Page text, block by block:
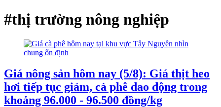
#thị trường nông nghiệp
Giá nông sản hôm nay (5/8): Giá thịt heo
hơi tiếp tục giảm, cà phê dao động trong
khoảng 96.000 - 96.500 đồng/kg